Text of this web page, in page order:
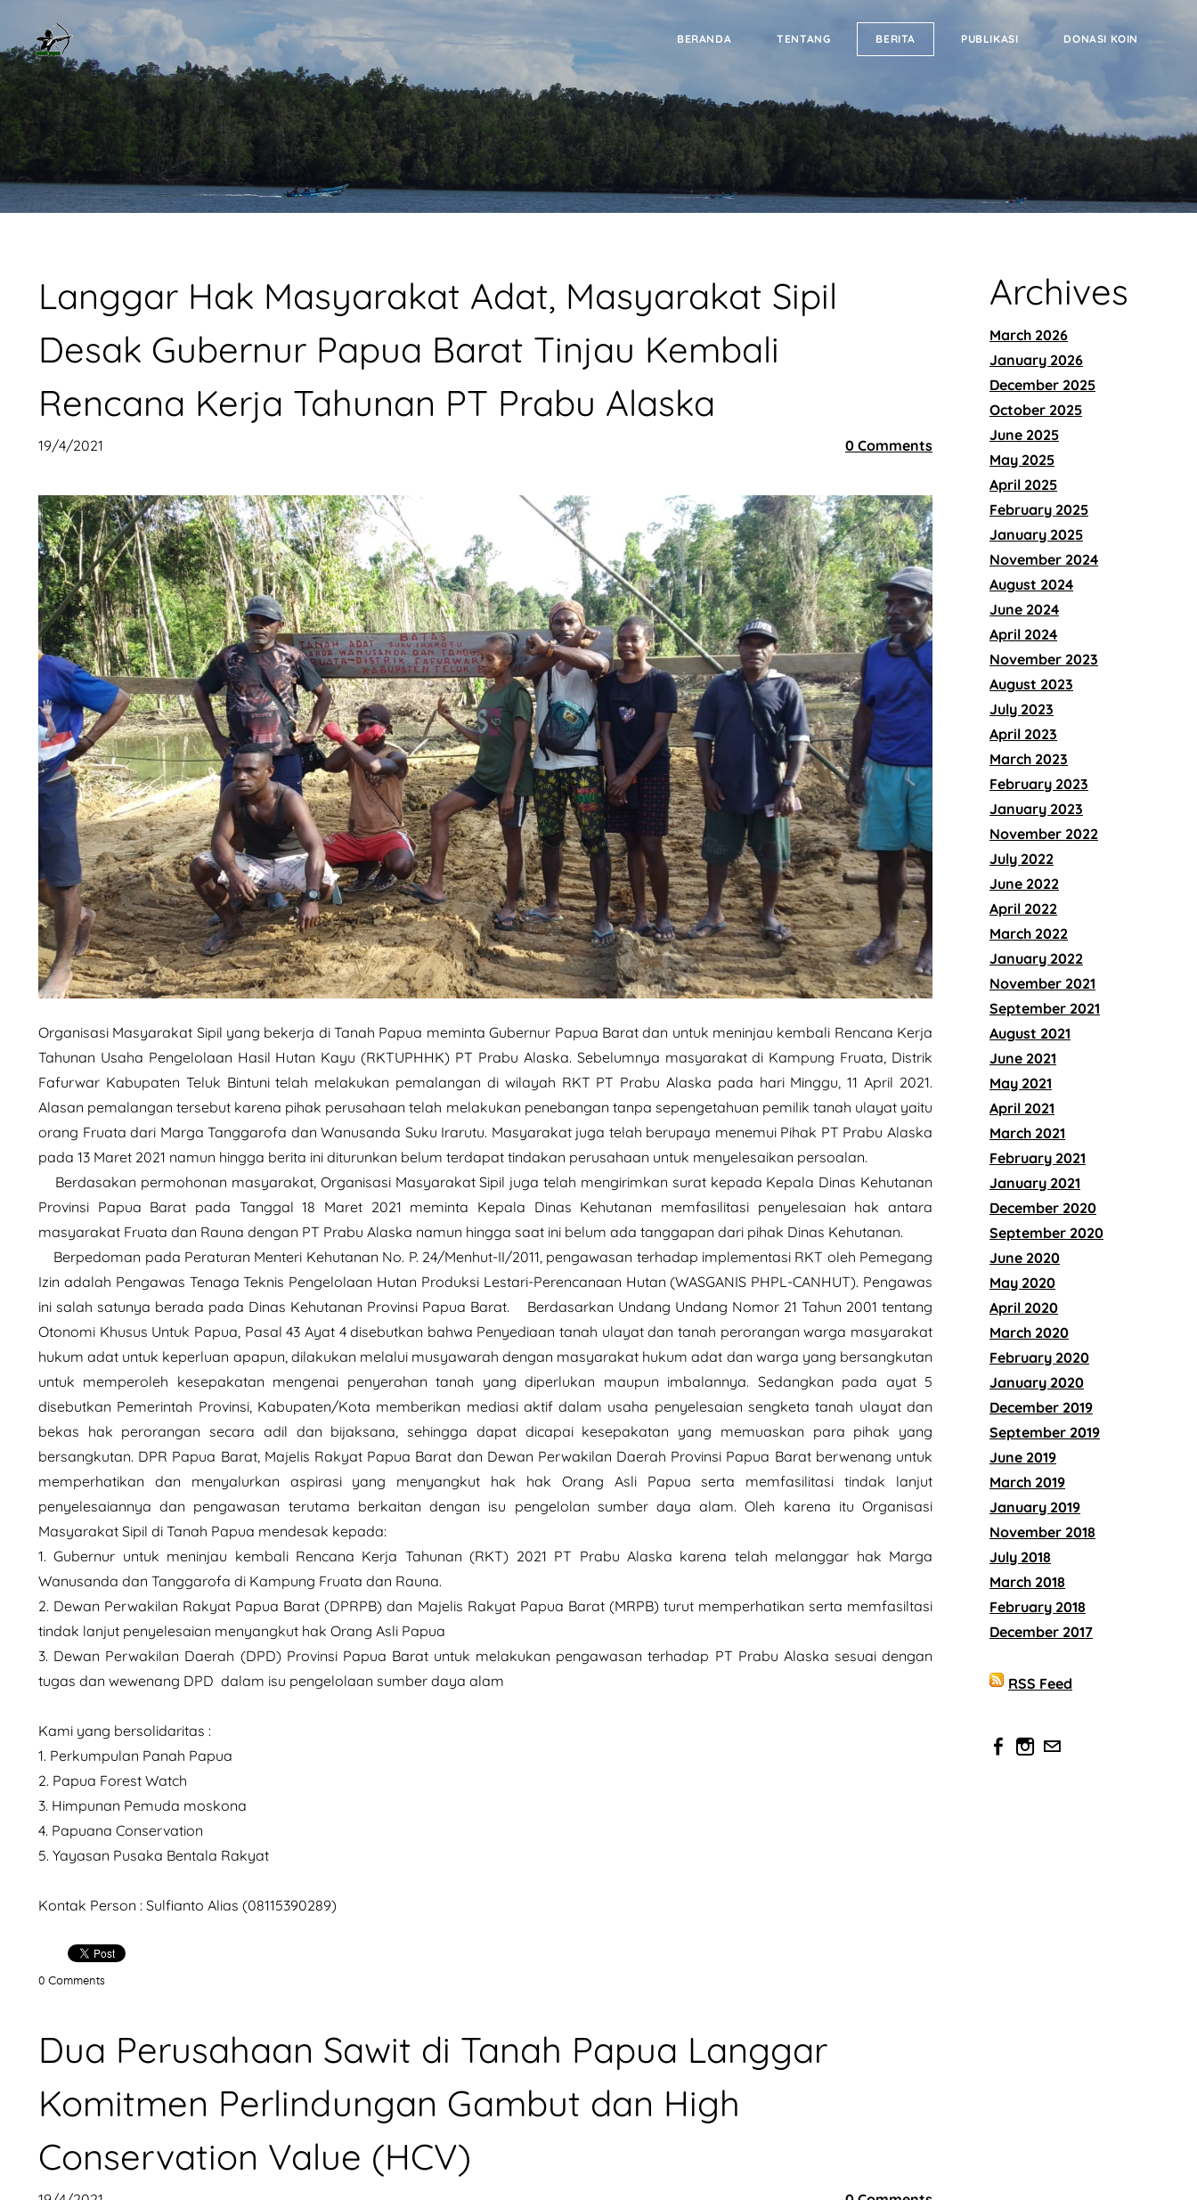
BERANDA TENTANG BERITA PUBLIKASI DONASI KOIN
Langgar Hak Masyarakat Adat, Masyarakat Sipil
Desak Gubernur Papua Barat Tinjau Kembali
Rencana Kerja Tahunan PT Prabu Alaska
19/4/2021 0 Comments
Organisasi Masyarakat Sipil yang bekerja di Tanah Papua meminta Gubernur Papua Barat dan untuk meninjau kembali Rencana Kerja
Tahunan Usaha Pengelolaan Hasil Hutan Kayu (RKTUPHHK) PT Prabu Alaska. Sebelumnya masyarakat di Kampung Fruata, Distrik
Fafurwar Kabupaten Teluk Bintuni telah melakukan pemalangan di wilayah RKT PT Prabu Alaska pada hari Minggu, 11 April 2021.
Alasan pemalangan tersebut karena pihak perusahaan telah melakukan penebangan tanpa sepengetahuan pemilik tanah ulayat yaitu
orang Fruata dari Marga Tanggarofa dan Wanusanda Suku Irarutu. Masyarakat juga telah berupaya menemui Pihak PT Prabu Alaska
pada 13 Maret 2021 namun hingga berita ini diturunkan belum terdapat tindakan perusahaan untuk menyelesaikan persoalan.
Berdasakan permohonan masyarakat, Organisasi Masyarakat Sipil juga telah mengirimkan surat kepada Kepala Dinas Kehutanan
Provinsi Papua Barat pada Tanggal 18 Maret 2021 meminta Kepala Dinas Kehutanan memfasilitasi penyelesaian hak antara
masyarakat Fruata dan Rauna dengan PT Prabu Alaska namun hingga saat ini belum ada tanggapan dari pihak Dinas Kehutanan.
Berpedoman pada Peraturan Menteri Kehutanan No. P. 24/Menhut-II/2011, pengawasan terhadap implementasi RKT oleh Pemegang
Izin adalah Pengawas Tenaga Teknis Pengelolaan Hutan Produksi Lestari-Perencanaan Hutan (WASGANIS PHPL-CANHUT). Pengawas
ini salah satunya berada pada Dinas Kehutanan Provinsi Papua Barat. Berdasarkan Undang Undang Nomor 21 Tahun 2001 tentang
Otonomi Khusus Untuk Papua, Pasal 43 Ayat 4 disebutkan bahwa Penyediaan tanah ulayat dan tanah perorangan warga masyarakat
hukum adat untuk keperluan apapun, dilakukan melalui musyawarah dengan masyarakat hukum adat dan warga yang bersangkutan
untuk memperoleh kesepakatan mengenai penyerahan tanah yang diperlukan maupun imbalannya. Sedangkan pada ayat 5
disebutkan Pemerintah Provinsi, Kabupaten/Kota memberikan mediasi aktif dalam usaha penyelesaian sengketa tanah ulayat dan
bekas hak perorangan secara adil dan bijaksana, sehingga dapat dicapai kesepakatan yang memuaskan para pihak yang
bersangkutan. DPR Papua Barat, Majelis Rakyat Papua Barat dan Dewan Perwakilan Daerah Provinsi Papua Barat berwenang untuk
memperhatikan dan menyalurkan aspirasi yang menyangkut hak hak Orang Asli Papua serta memfasilitasi tindak lanjut
penyelesaiannya dan pengawasan terutama berkaitan dengan isu pengelolan sumber daya alam. Oleh karena itu Organisasi
Masyarakat Sipil di Tanah Papua mendesak kepada:
1. Gubernur untuk meninjau kembali Rencana Kerja Tahunan (RKT) 2021 PT Prabu Alaska karena telah melanggar hak Marga
Wanusanda dan Tanggarofa di Kampung Fruata dan Rauna.
2. Dewan Perwakilan Rakyat Papua Barat (DPRPB) dan Majelis Rakyat Papua Barat (MRPB) turut memperhatikan serta memfasiltasi
tindak lanjut penyelesaian menyangkut hak Orang Asli Papua
3. Dewan Perwakilan Daerah (DPD) Provinsi Papua Barat untuk melakukan pengawasan terhadap PT Prabu Alaska sesuai dengan
tugas dan wewenang DPD dalam isu pengelolaan sumber daya alam
Kami yang bersolidaritas :
1. Perkumpulan Panah Papua
2. Papua Forest Watch
3. Himpunan Pemuda moskona
4. Papuana Conservation
5. Yayasan Pusaka Bentala Rakyat
Kontak Person : Sulfianto Alias (08115390289)
0 Comments
Dua Perusahaan Sawit di Tanah Papua Langgar
Komitmen Perlindungan Gambut dan High
Conservation Value (HCV)
Archives
March 2026
January 2026
December 2025
October 2025
June 2025
May 2025
April 2025
February 2025
January 2025
November 2024
August 2024
June 2024
April 2024
November 2023
August 2023
July 2023
April 2023
March 2023
February 2023
January 2023
November 2022
July 2022
June 2022
April 2022
March 2022
January 2022
November 2021
September 2021
August 2021
June 2021
May 2021
April 2021
March 2021
February 2021
January 2021
December 2020
September 2020
June 2020
May 2020
April 2020
March 2020
February 2020
January 2020
December 2019
September 2019
June 2019
March 2019
January 2019
November 2018
July 2018
March 2018
February 2018
December 2017
RSS Feed